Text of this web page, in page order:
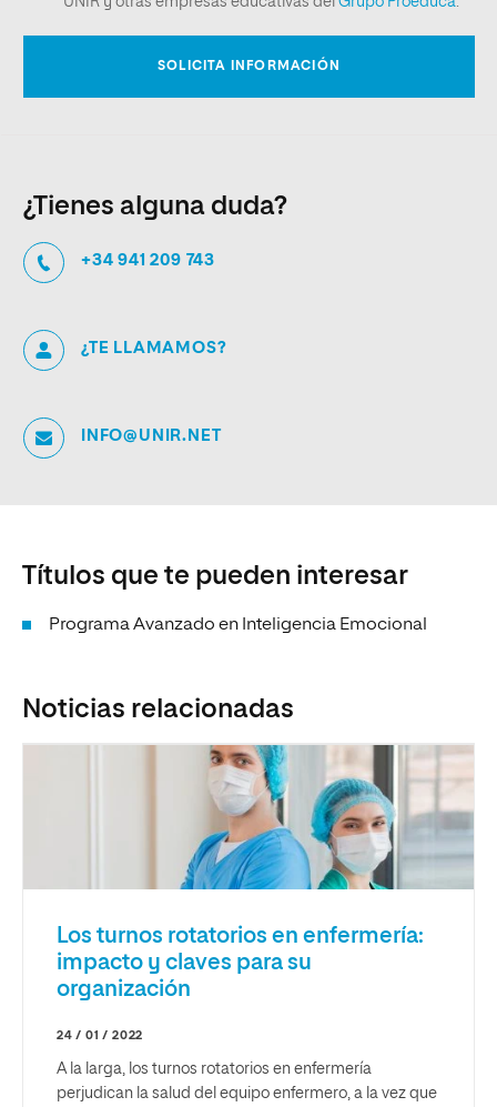
¿Tienes alguna duda?
+34 941 209 743
¿TE LLAMAMOS?
INFO@UNIR.NET
Títulos que te pueden interesar
Programa Avanzado en Inteligencia Emocional
Noticias relacionadas
Los turnos rotatorios en enfermería:
impacto y claves para su
organización
24 / 01 / 2022
A la larga, los turnos rotatorios en enfermería
perjudican la salud del equipo enfermero, a la vez que